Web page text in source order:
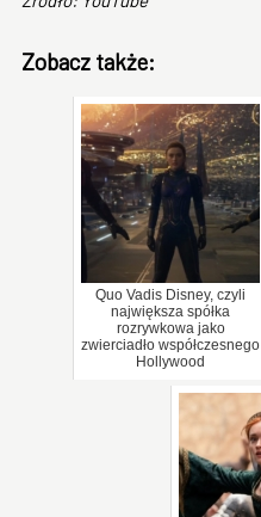
Zobacz także:
Quo Vadis Disney, czyli
największa spółka
rozrywkowa jako
zwierciadło współczesnego
Hollywood